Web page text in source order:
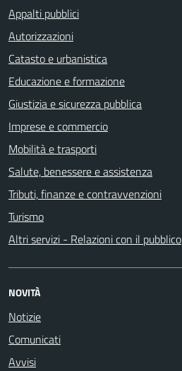
Appalti pubblici
Autorizzazioni
Catasto e urbanistica
Educazione e formazione
Giustizia e sicurezza pubblica
Imprese e commercio
Mobilità e trasporti
Salute, benessere e assistenza
Tributi, finanze e contravvenzioni
Turismo
Altri servizi - Relazioni con il pubblico
NOVITÀ
Notizie
Comunicati
Avvisi